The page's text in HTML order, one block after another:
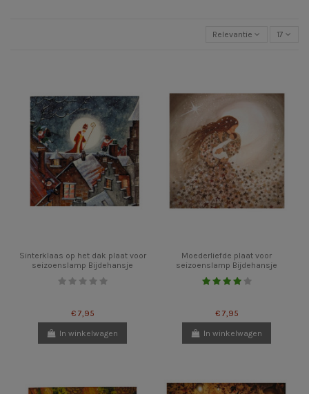
Relevantie 17
Sinterklaas op het dak plaat voor
seizoenslamp Bijdehansje
€ 7,95
In winkelwagen
Moederliefde plaat voor
seizoenslamp Bijdehansje
€ 7,95
In winkelwagen